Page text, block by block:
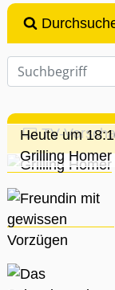
TV-
Heute um
Grilling Homer